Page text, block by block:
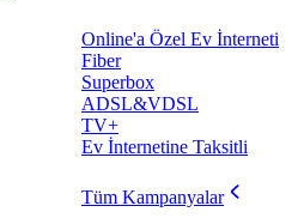
Online'a Özel Ev İnterneti
Fiber
Superbox
ADSL&VDSL
TV+
Ev İnternetine Taksitli
Tüm Kampanyalar